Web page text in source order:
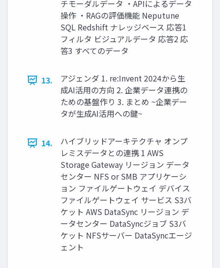
チモーダルデータ ・APIによるデータ
操作 ・RAGの評価機能 Neputune
SQL Redshift ナレッジベース 応答1
フィルタ ビジュアルデータ 応答2 応
答3 すべてのデータ
13.
アジェンダ 1. re:Invent 2024から生
成AI活用の方向 2. 企業データ連携の
ための基盤作り 3. まとめ ~企業デー
タが生成AI活用への鍵~
14.
ハイブリッドアーキテクチャ オンプ
レミスデータとの連携 1 AWS
Storage Gateway リージョン データ
センター NFS or SMB アプリケーシ
ョン ファイルゲートウェイ デバイス
ファイルゲートウェイ サービス S3バ
ケット AWS DataSync リージョン デ
ータセンター DataSyncジョブ S3バ
ケット NFSサーバー DataSyncエージ
ェント